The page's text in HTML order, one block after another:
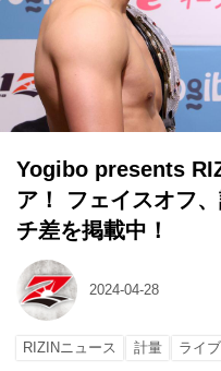
Yogibo presents
ア！ フェイスオフ
チ差を掲載中！
2024-04-28
RIZINニュース 計量 ライ